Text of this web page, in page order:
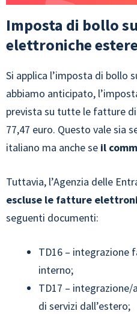
Imposta di bollo
elettroniche estere
Si applica l’imposta di bollo
abbiamo anticipato,
prevista su tutte le fatture
77,47 euro. Questo vale sia
italiano ma anche se il
Tuttavia, l’Agenzia delle
escluse le fatture
seguenti documenti:
TD16 – integrazione
interno;
TD17 –
di servizi dall’estero;